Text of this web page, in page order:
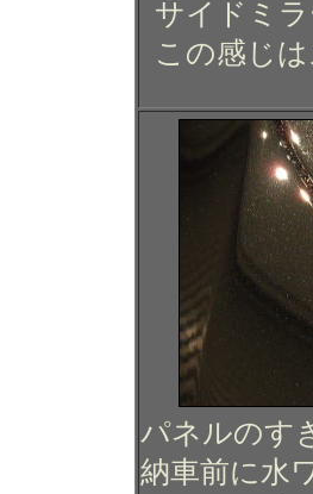
サイドミ
この感じ
パネルのす
納車前に水